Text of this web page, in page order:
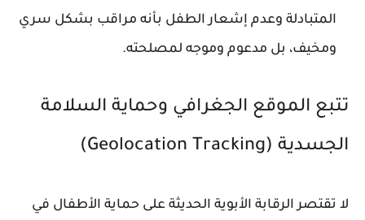
المتبادلة وعدم إشعار الطفل بأنه مراقب بشكل سري
ومخيف، بل مدعوم وموجه لمصلحته.
تتبع الموقع الجغرافي وحماية السلامة
الجسدية (Geolocation Tracking)
لا تقتصر الرقابة الأبوية الحديثة على حماية الأطفال في